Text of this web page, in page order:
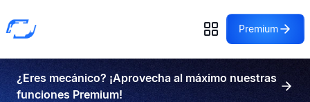
Premium
¿Eres mecánico? ¡Aprovecha al máximo nuestras
funciones Premium!